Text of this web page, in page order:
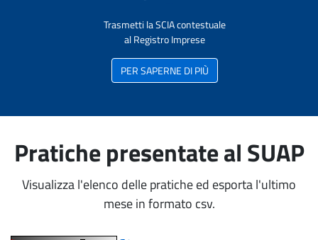
Trasmetti la SCIA contestuale
al Registro Imprese
PER SAPERNE DI PIÙ
Pratiche presentate al SUAP
Visualizza l'elenco delle pratiche ed esporta l'ultimo
mese in formato csv.